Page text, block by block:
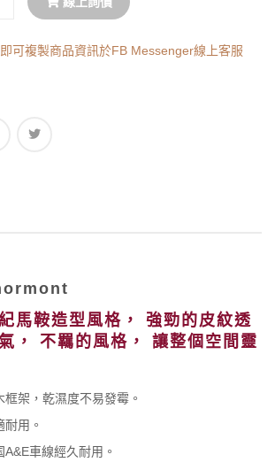
可複製商品資訊於FB Messenger線上客服
馬鞍造型風格， 強勁的皮紋透
， 不羈的風格， 讓整個空間靈
架，乾濕度不易發霉。
用。
車線經久耐用。